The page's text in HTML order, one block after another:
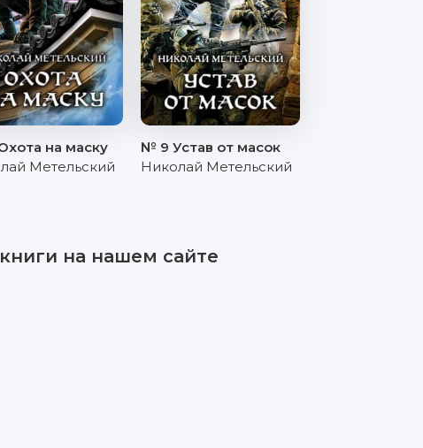
на маску
Метельский
№ 9 Устав от масок
Николай Метельский
на нашем сайте